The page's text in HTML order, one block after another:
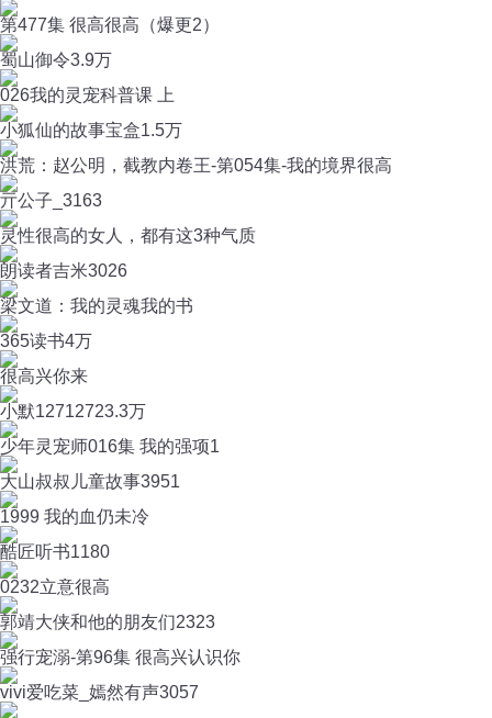
第477集 很高很高（爆更2）
蜀山御令3.9万
026我的灵宠科普课 上
小狐仙的故事宝盒1.5万
洪荒：赵公明，截教内卷王-第054集-我的境界很高
亓公子_ 3163
灵性很高的女人，都有这3种气质
朗读者吉米3026
梁文道：我的灵魂我的书
365读书4万
很高兴你来
小默12712723.3万
少年灵宠师016集 我的强项1
大山叔叔儿童故事3951
1999 我的血仍未冷
酷匠听书1180
0232立意很高
郭靖大侠和他的朋友们2323
强行宠溺-第96集 很高兴认识你
vivi爱吃菜_嫣然有声3057